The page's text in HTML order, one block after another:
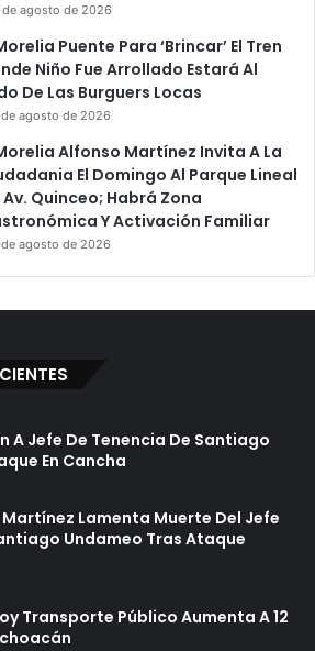
agosto de 2026
Puente Para ‘Brincar’ El Tren
Niño Fue Arrollado Estará Al
De Las Burguers Locas
agosto de 2026
Alfonso Martínez Invita A La
El Domingo Al Parque Lineal
Av. Quinceo; Habrá Zona
Y Activación Familiar
agosto de 2026
A Jefe De Tenencia De Santiago
En Cancha
Lamenta Muerte Del Jefe
Undameo Tras Ataque
Transporte Público Aumenta A 12